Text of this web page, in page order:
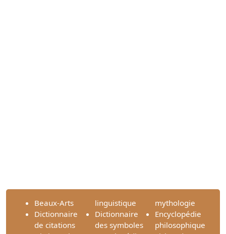
Beaux-Arts
Dictionnaire
de citations
linguistique
Dictionnaire
des symboles
mythologie
Encyclopédie
philosophique